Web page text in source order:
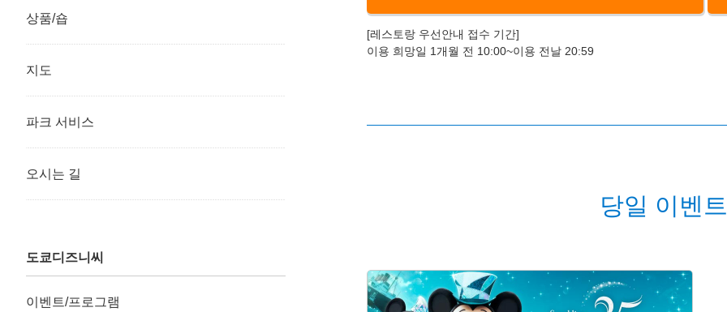
[레스토랑 우선안내 접수 기간]
이용 희망일 1개월 전 10:00~이용 전날 20:59
당일 이벤
상품/숍
지도
파크 서비스
오시는 길
도쿄디즈니씨
이벤트/프로그램